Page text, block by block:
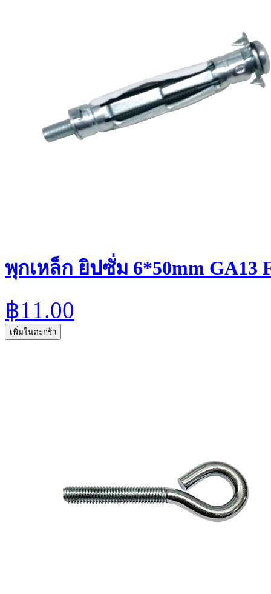
พุกเหล็ก ยิปซั่ม 6*50mm GA13
฿11.00
เพิ่มในตะกร้า